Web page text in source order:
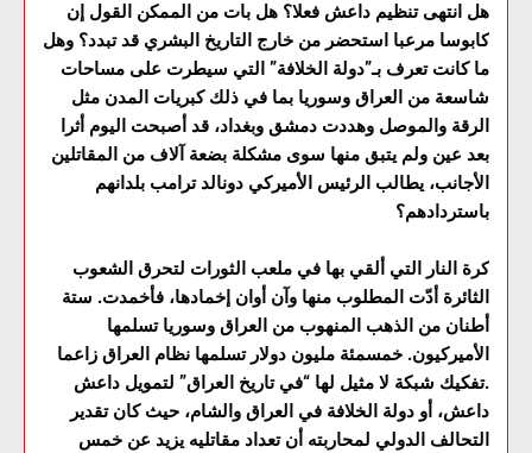
هل انتهى تنظيم داعش فعلا؟ هل بات من الممكن القول إن
كابوسا مرعبا استحضر من خارج التاريخ البشري قد تبدد؟ وهل
ما كانت تعرف بـ”دولة الخلافة” التي سيطرت على مساحات
شاسعة من العراق وسوريا بما في ذلك كبريات المدن مثل
الرقة والموصل وهددت دمشق وبغداد، قد أصبحت اليوم أثرا
بعد عين ولم يتبق منها سوى مشكلة بضعة آلاف من المقاتلين
الأجانب، يطالب الرئيس الأميركي دونالد ترامب بلدانهم
باستردادهم؟
كرة النار التي ألقي بها في ملعب الثورات لتحرق الشعوب
الثائرة أدّت المطلوب منها وآن أوان إخمادها، فأخمدت. ستة
أطنان من الذهب المنهوب من العراق وسوريا تسلمها
الأميركيون. خمسمئة مليون دولار تسلمها نظام العراق زاعما
تفكيك شبكة لا مثيل لها “في تاريخ العراق” لتمويل داعش.
داعش، أو دولة الخلافة في العراق والشام، حيث كان تقدير
التحالف الدولي لمحاربته أن تعداد مقاتليه يزيد عن خمس